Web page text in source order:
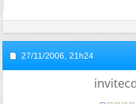
27/11/2006, 21h24